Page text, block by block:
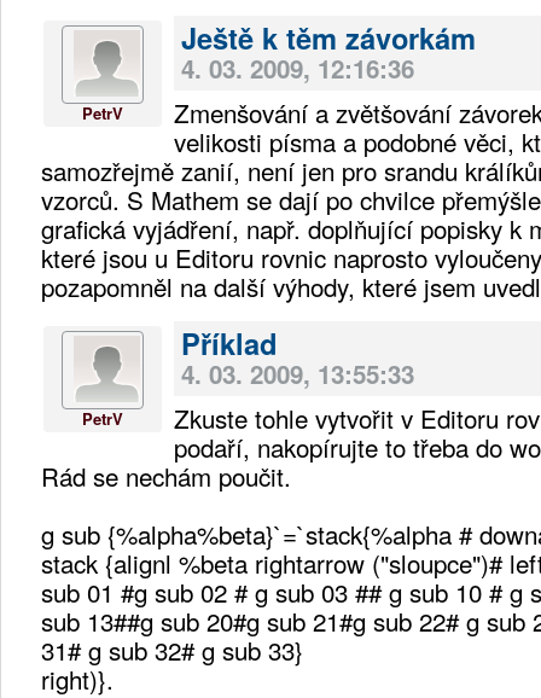
PetrV
Ještě k těm závorkám
4. 03. 2009, 12:16:36
Zmenšování a zvětšování
velikosti písma a podobné věci,
samozřejmě zanií, není jen pro srandu
vzorců. S Mathem se dají po chvilce
grafická vyjádření, např. doplňující popisky k
které jsou u Editoru rovnic naprosto
pozapomněl na další výhody, které jsem
PetrV
Příklad
4. 03. 2009, 13:55:33
Zkuste tohle vytvořit v Editoru
podaří, nakopírujte to třeba do
Rád se nechám poučit.
g sub {%alpha%beta}`=`stack{%alpha #
stack {alignl %beta rightarrow ("sloupce")#
sub 01 #g sub 02 # g sub 03 ## g sub 10 # g
sub 13##g sub 20#g sub 21#g sub 22# g sub
31# g sub 32# g sub 33}
right)}.